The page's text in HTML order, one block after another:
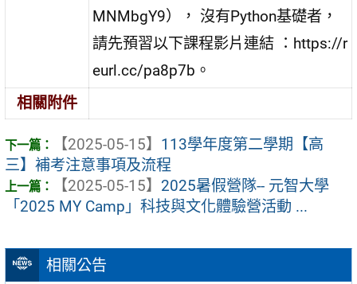
相關公告
MNMbgY9）， 沒有Python基礎者，
請先預習以下課程影片連結 ：https://r
eurl.cc/pa8p7b。
相關附件
【2025-05-15】 113學年度第二學期【高
三】補考注意事項及流程
【2025-05-15】 2025暑假營隊-- 元智大學
「2025 MY Camp」科技與文化體驗營活動 ...